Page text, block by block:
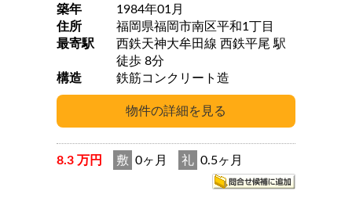
築年
1984年01月
住所
福岡県福岡市南区平和1丁目
最寄駅
西鉄天神大牟田線 西鉄平尾 駅
徒歩 8分
構造
鉄筋コンクリート造
8.3 万円 敷 0ヶ月 礼 0.5ヶ月